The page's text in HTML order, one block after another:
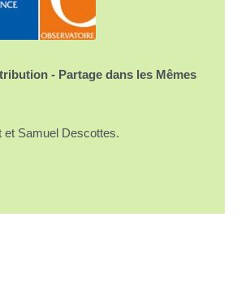
- Partage dans les Mêmes
et Samuel Descottes.